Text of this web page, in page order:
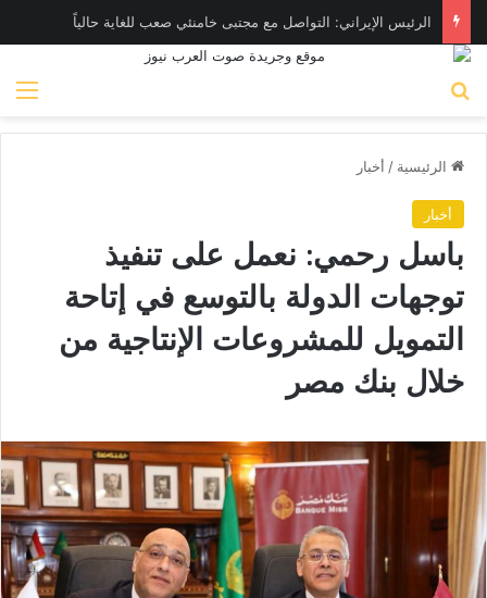
الرئيس الإيراني: التواصل مع مجتبى خامنئي صعب للغاية حالياً
الرئيسية / أخبار
أخبار
باسل رحمي: نعمل على تنفيذ
توجهات الدولة بالتوسع في إتاحة
التمويل للمشروعات الإنتاجية من
خلال بنك مصر